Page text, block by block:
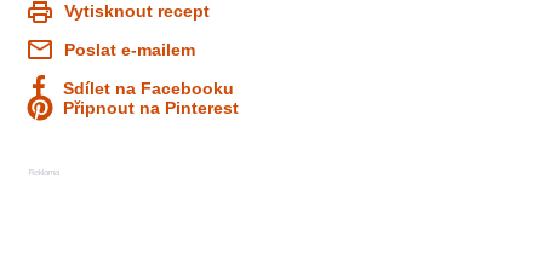
Vytisknout recept
Poslat e-mailem
Sdílet na Facebooku
Připnout na Pinterest
Reklama